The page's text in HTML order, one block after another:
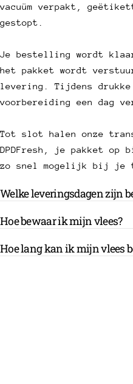
vacuüm verpakt,
gestopt.
Je bestelling wordt
het pakket wordt
levering. Tijdens drukke
voorbereiding een dag
Tot slot halen onze
DPDFresh, je pakket op
zo snel mogelijk bij je
Welke leveringsdagen zijn
Hoe bewaar ik mijn vlees?
Hoe lang kan ik mijn vlees